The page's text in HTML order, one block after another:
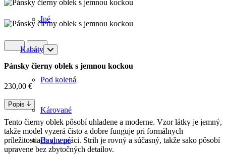
Iné
Kabáty
Pod kolená
Kárované
Bavlnené
Pánsky čierny oblek s jemnou kockou
230,00 €
Popis
Tento čierny oblek pôsobí uhladene a moderne. Vzor látky je jemný,
takže model vyzerá čisto a dobre funguje pri formálnych
príležitostiach aj v práci. Strih je rovný a súčasný, takže sako pôsobí
upravene bez zbytočných detailov.